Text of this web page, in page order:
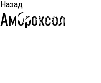
Назад
Амброксол